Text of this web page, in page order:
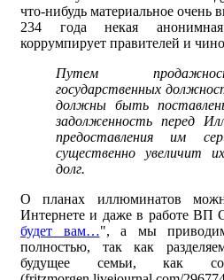
что-нибудь материальное очень
234 года некая
коррумпирует правителей и
Путем
государственных
должны быть
задолженность перед
предоставления им
существенно увеличит
долг.
О планах иллюминатов
Интернете и даже в работе
будет вам…", а мы
полностью, так как
будущее семьи, как